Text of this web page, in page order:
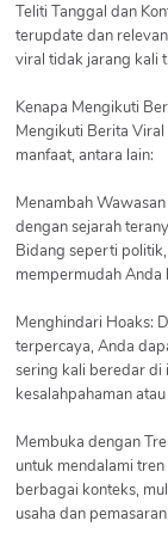
Teliti Tanggal dan
terupdate dan
viral tidak jarang kali
Kenapa Mengikuti
Mengikuti Berita
manfaat, antara lain:
Menambah
dengan sejarah
Bidang seperti
mempermudah Anda
Menghindari Hoaks:
terpercaya, Anda
sering kali beredar di
kesalahpahaman
Membuka dengan
untuk mendalami
berbagai konteks,
usaha dan pemasaran.